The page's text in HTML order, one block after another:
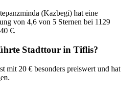
(Kazbegi) hat eine
von 4,6 von 5 Sternen bei 1129
€.
Stadttour in Tiflis?
mit 20 € besonders preiswert und hat